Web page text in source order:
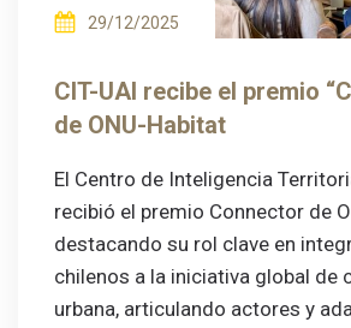
29/12/2025
CIT-UAI recibe el premio
de ONU-Habitat
El Centro de Inteligencia
recibió el premio Connector de
destacando su rol clave en
chilenos a la iniciativa global de
urbana, articulando actores y